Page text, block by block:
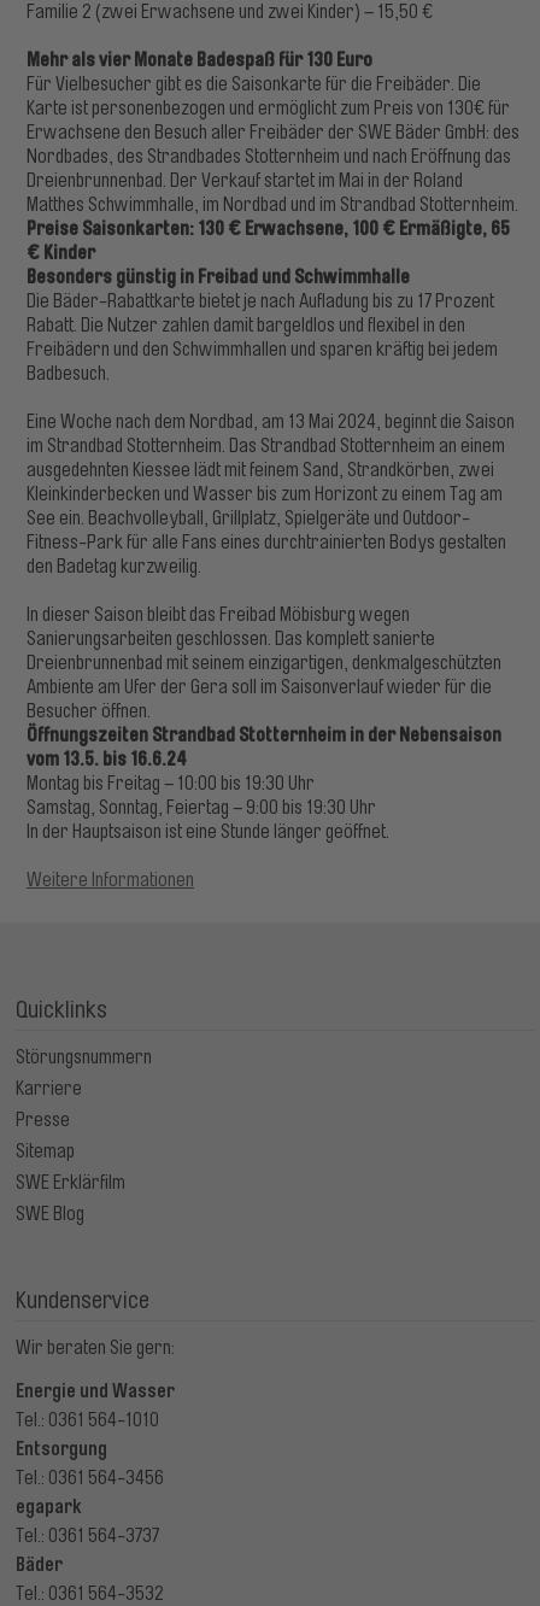
Familie 2 (zwei Erwachsene und zwei Kinder) – 15,50 €
Mehr als vier Monate Badespaß für 130 Euro
Für Vielbesucher gibt es die Saisonkarte für die Freibäder. Die
Karte ist personenbezogen und ermöglicht zum Preis von 130€ für
Erwachsene den Besuch aller Freibäder der SWE Bäder GmbH: des
Nordbades, des Strandbades Stotternheim und nach Eröffnung das
Dreienbrunnenbad. Der Verkauf startet im Mai in der Roland
Matthes Schwimmhalle, im Nordbad und im Strandbad Stotternheim.
Preise Saisonkarten: 130 € Erwachsene, 100 € Ermäßigte, 65
€ Kinder
Besonders günstig in Freibad und Schwimmhalle
Die Bäder-Rabattkarte bietet je nach Auf­ladung bis zu 17 Prozent
Rabatt. Die Nutzer zahlen damit bargeldlos und flexibel in den
Freibä­dern und den Schwimmhallen und sparen kräftig bei jedem
Badbesuch.
Eine Woche nach dem Nordbad, am 13 Mai 2024, beginnt die Saison
im Strandbad Stotternheim. Das Strandbad Stotternheim an einem
ausgedehnten Kiessee lädt mit feinem Sand, Strandkörben, zwei
Kleinkinderbecken und Wasser bis zum Horizont zu einem Tag am
See ein. Beachvolleyball, Grillplatz, Spielgeräte und Outdoor-
Fitness-Park für alle Fans eines durchtrainierten Bodys gestalten
den Badetag kurzweilig.
In dieser Saison bleibt das Freibad Möbisburg wegen
Sanierungsarbeiten geschlossen. Das komplett sanierte
Dreienbrunnenbad mit seinem einzigartigen, denkmalgeschützten
Ambiente am Ufer der Gera soll im Saisonverlauf wieder für die
Besucher öffnen.
Öffnungszeiten Strandbad Stotternheim in der Nebensaison
vom 13.5. bis 16.6.24
Montag bis Freitag – 10:00 bis 19:30 Uhr
Samstag, Sonntag, Feiertag – 9:00 bis 19:30 Uhr
In der Hauptsaison ist eine Stunde länger geöffnet.
Weitere Informationen
Quicklinks
Störungsnummern
Karriere
Presse
Sitemap
SWE Erklärfilm
SWE Blog
Kundenservice
Wir beraten Sie gern:
Energie und Wasser
Tel.: 0361 564-1010
Entsorgung
Tel.: 0361 564-3456
egapark
Tel.: 0361 564-3737
Bäder
Tel.: 0361 564-3532